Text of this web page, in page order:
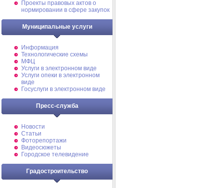
Проекты правовых актов о
нормировании в сфере закупок
Муниципальные услуги
Информация
Технологические схемы
МФЦ
Услуги в электронном виде
Услуги опеки в электронном
виде
Госуслуги в электронном виде
Пресс-служба
Новости
Статьи
Фоторепортажи
Видеосюжеты
Городское телевидение
Градостроительство